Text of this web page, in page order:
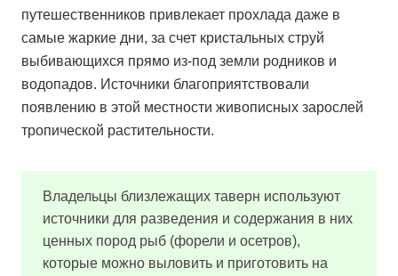
путешественников привлекает прохлада даже в
самые жаркие дни, за счет кристальных струй
выбивающихся прямо из-под земли родников и
водопадов. Источники благоприятствовали
появлению в этой местности живописных зарослей
тропической растительности.
Владельцы близлежащих таверн используют
источники для разведения и содержания в них
ценных пород рыб (форели и осетров),
которые можно выловить и приготовить на